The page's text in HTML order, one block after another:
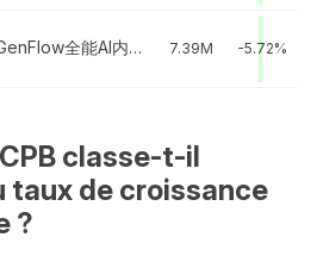
百度文库-GenFlow全能AI内容获取及创作 7.39M -5.72%
classe-t-il
taux de croissance
?